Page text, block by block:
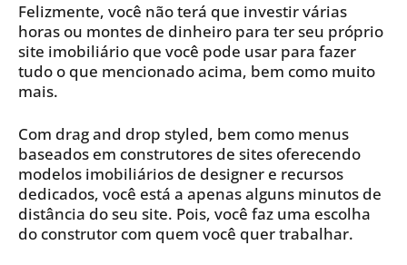
Felizmente, você não terá que investir várias
horas ou montes de dinheiro para ter seu próprio
site imobiliário que você pode usar para fazer
tudo o que mencionado acima, bem como muito
mais.
Com drag and drop styled, bem como menus
baseados em construtores de sites oferecendo
modelos imobiliários de designer e recursos
dedicados, você está a apenas alguns minutos de
distância do seu site. Pois, você faz uma escolha
do construtor com quem você quer trabalhar.